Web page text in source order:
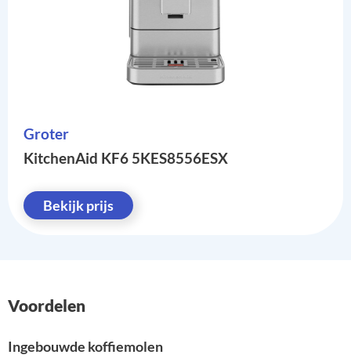
Groter
KitchenAid KF6 5KES8556ESX
Bekijk prijs
Voordelen
Ingebouwde koffiemolen